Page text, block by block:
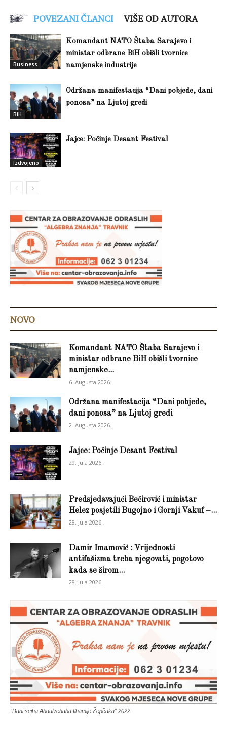
POVEZANI ČLANCI VIŠE OD AUTORA
Business
Komandant NATO Štaba Sarajevo i
ministar odbrane BiH obišli tvornice
namjenske industrije
BiH
Održana manifestacija “Dani pobjede, dani
ponosa” na Ljutoj gredi
Izdvojeno
Jajce: Počinje Desant Festival
NOVO
Komandant NATO Štaba Sarajevo i
ministar odbrane BiH obišli tvornice
namjenske...
6. Augusta 2026.
Održana manifestacija “Dani pobjede,
dani ponosa” na Ljutoj gredi
2. Augusta 2026.
Jajce: Počinje Desant Festival
29. Jula 2026.
Predsjedavajući Bečirović i ministar
Helez posjetili Bugojno i Gornji Vakuf –...
28. Jula 2026.
Damir Imamović : Vrijednosti
antifašizma treba njegovati, pogotovo
kada se širom...
28. Jula 2026.
“Dani šejha Abdulvehaba Ilhamije Žepčaka” 2022